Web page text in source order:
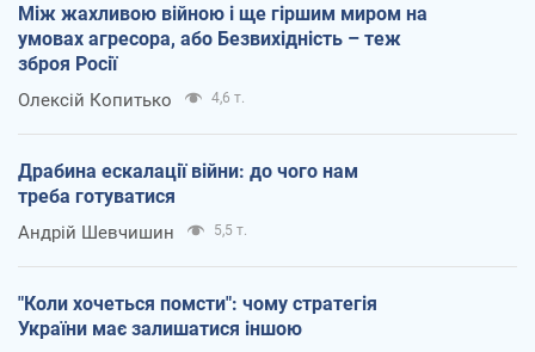
Між жахливою війною і ще гіршим миром на
умовах агресора, або Безвихідність – теж
зброя Росії
Олексій Копитько 4,6 т.
Драбина ескалації війни: до чого нам
треба готуватися
Андрій Шевчишин 5,5 т.
"Коли хочеться помсти": чому стратегія
України має залишатися іншою